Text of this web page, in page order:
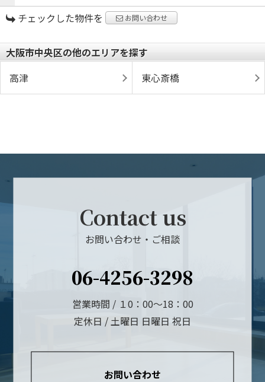
チェックした物件を お問い合わせ
大阪市中央区の他のエリアを探す
高津
東心斎橋
Contact us
お問い合わせ・ご相談
06-4256-3298
営業時間 / １0：00～18：00
定休日 / 土曜日 日曜日 祝日
お問い合わせ